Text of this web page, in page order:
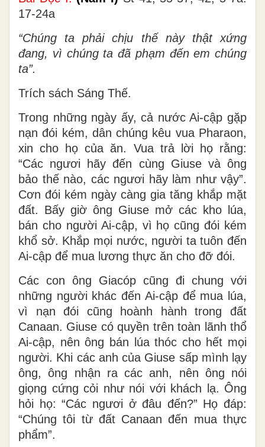
17-24a
“Chúng ta phải chịu thế này thật xứng
đang, vì chúng ta đã phạm đến em chúng
ta”.
Trích sách Sáng Thế.
Trong những ngày ấy, cả nước Ai-cập gặp
nạn đói kém, dân chúng kêu vua Pharaon,
xin cho họ của ăn. Vua trả lời họ rằng:
“Các ngươi hãy đến cùng Giuse và ông
bảo thế nào, các ngươi hãy làm như vậy”.
Cơn đói kém ngày càng gia tăng khắp mặt
đất. Bấy giờ ông Giuse mở các kho lúa,
bán cho người Ai-cập, vì họ cũng đói kém
khổ sở. Khắp mọi nước, người ta tuôn đến
Ai-cập để mua lương thực ăn cho đỡ đói.
Các con ông Giacóp cũng đi chung với
những người khác đến Ai-cập để mua lúa,
vì nạn đói cũng hoành hành trong đất
Canaan. Giuse có quyền trên toàn lãnh thổ
Ai-cập, nên ông bán lúa thóc cho hết mọi
người. Khi các anh của Giuse sấp mình lạy
ông, ông nhận ra các anh, nên ông nói
giọng cứng cỏi như nói với khách lạ. Ông
hỏi họ: “Các ngươi ở đâu đến?” Họ đáp:
“Chúng tôi từ đất Canaan đến mua thực
phẩm”.